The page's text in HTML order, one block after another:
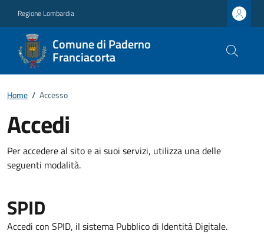
Regione Lombardia
Comune di Paderno
Franciacorta
Home / Accesso
Accedi
Per accedere al sito e ai suoi servizi, utilizza una delle
seguenti modalità.
SPID
Accedi con SPID, il sistema Pubblico di Identità Digitale.